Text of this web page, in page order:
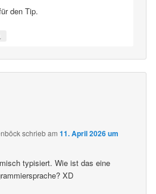
den Tip.
schriebam11. April 2026 um
typisiert. Wie ist das eine
XD